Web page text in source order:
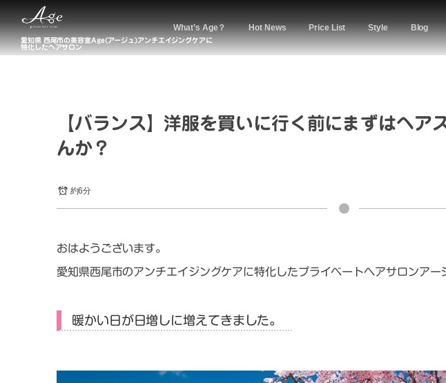
愛知県 西尾市の美容室Age(アージュ)アンチエイジングケアに
特化したヘアサロン
What’s Age？ Hot News Price List Style Blog
【バランス】洋服を買いに行く前にまずはヘア
んか？
約6分
おはようございます。
愛知県西尾市のアンチエイジングケアに特化したプライベートヘアサロンアー
暖かい日が日増しに増えてきました。